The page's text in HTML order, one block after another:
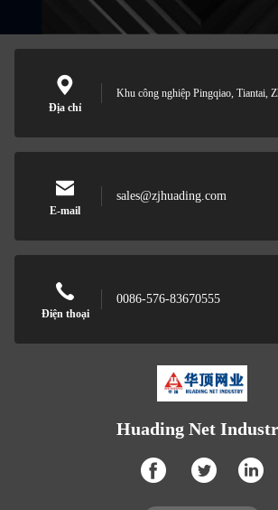
Địa chỉ
Khu công nghiệp Pingqiao, Tiantai,
E-mail
sales@zjhuading.com
Điện thoại
0086-576-83670555
Huading Net